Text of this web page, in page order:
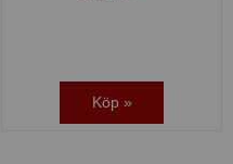
Köp »